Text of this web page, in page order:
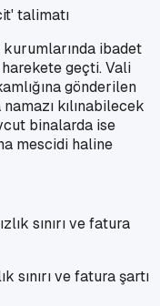
talimatı
ibadet
geçti. Vali
gönderilen
kılınabilecek
binalarda ise
mescidi haline
sınırı ve fatura şartı